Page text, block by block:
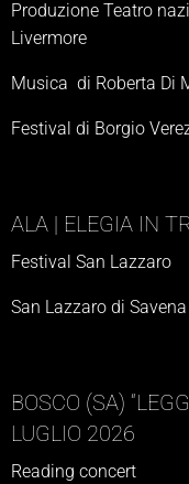
Produzione Teatro
Livermore
Musica di Roberta Di
Festival di Borgio
ALA | ELEGIA IN
Festival San Lazzaro
San Lazzaro di
BOSCO (SA)
LUGLIO 2026
Reading concert